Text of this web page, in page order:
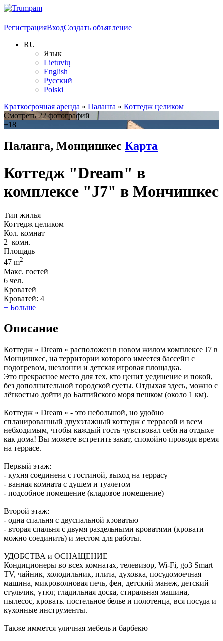
РегистрацияВходСоздать объявление
RU
Язык
Lietuvių
English
Русский
Polski
Краткосрочная аренда » Паланга » Коттедж целиком
Смотреть 22 фотографий
+18
Паланга, Монцишкес Карта
Коттедж "Dream" в
комплексе "J7" в Мончишкес
Тип жилья
Коттедж целиком
Кол. комнат
2 комн.
Площадь
47 m2
Макс. гостей
6 чел.
Кроватей
Кроватей: 4
+ Больше
Описание
Коттедж « Dream » расположен в новом жилом комплексе J7 в
Монцишкес, на территории которого имеется бассейн с
подогревом, шезлонги и детская игровая площадка.
Это прекрасное место для тех, кто ценит уединение и покой,
без дополнительной городской суеты. Отдыхая здесь, можно с
лёгкостью дойти до Балтийского моря пешком (около 1 км).
Коттедж « Dream » - это небольшой, но удобно
спланированный двухэтажный коттедж с террасой и всем
небходимым, чтобы каждый гость чувствовал себя на отдыхе
как дома! Вы можете встретить закат, спокойно проводя время
на террасе.
Первый этаж:
- кухня соединена с гостиной, выход на террасу
- ванная комната с душем и туалетом
- подсобное помещение (кладовое помещение)
Второй этаж:
- одна спальня с двуспальной кроватью
- вторая спальня с двумя раздельными кроватями (кровати
можно соединить) и местом для работы.
УДОБСТВА и ОСНАЩЕНИЕ
Кондиционеры во всех комнатах, телевизор, Wi-Fi, go3 Smart
TV, чайник, холодильник, плита, духовка, посудомоечная
машина, микроволновая печь, фен, детский манеж, детский
стульчик, утюг, гладильная доска, стиральная машина,
пылесос, кровать. постельное белье и полотенца, вся посуда и
кухонные инструменты.
Также иммется уличная мебель и барбекю